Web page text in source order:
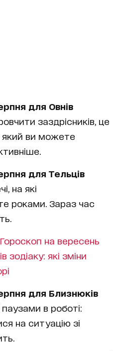
для Овнів
заздрісників, це
який ви можете
для Тельців
на які
роками. Зараз час
Гороскоп на вересень
зодіаку: які зміни
для Близнюків
в роботі:
на ситуацію зі